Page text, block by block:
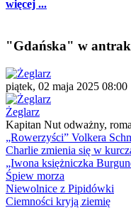
więcej ...
"Gdańska" w
piątek, 02 maja 2025 08:00
Żeglarz
Kapitan Nut odważny,
„Rowerzyści” Volkera
Charlie zmienia się w
„Iwona księżniczka
Śpiew morza
Niewolnice z Pipidówki
Ciemności kryją ziemię